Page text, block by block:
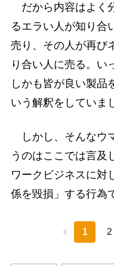
だから内容はよく
るエラい人が知り合
売り、その人が再び
り合い人に売る。い
しかも皆が良い製品
いう解釈をしていま
しかし、そんなウ
うのはここでは言及
ワークビジネスに対
係を毀損」する行為
1 2